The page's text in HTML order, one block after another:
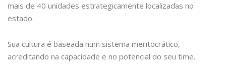
mais de 40 unidades estrategicamente localizadas no
estado.
Sua cultura é baseada num sistema meritocrático,
acreditando na capacidade e no potencial do seu time.